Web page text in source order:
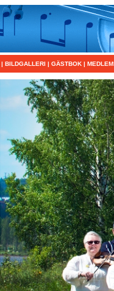
| BILDGALLERI | GÄSTBOK |